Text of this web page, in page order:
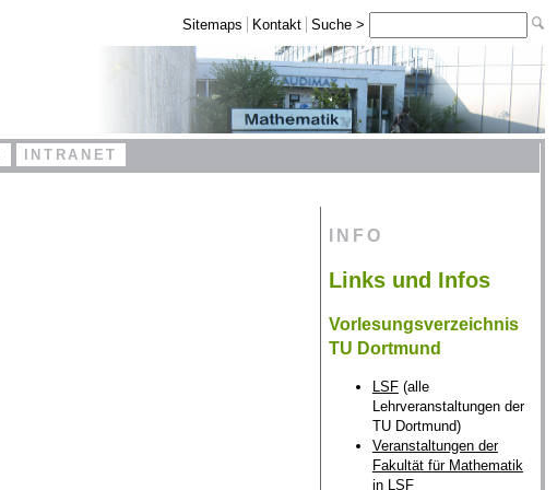
Sitemaps Kontakt Suche >
INTRANET
INFO
Links und Infos
Vorlesungsverzeichnis
TU Dortmund
LSF(alle
Lehrveranstaltungen der
TU Dortmund)
Veranstaltungen der
Fakultät für Mathematik
in LSF